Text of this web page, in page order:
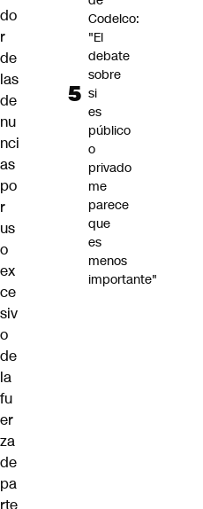
do
r
de
las
de
nu
nci
as
po
r
us
o
ex
ce
siv
o
de
la
fu
er
za
de
pa
Codelco:
"El
debate
sobre
si
es
público
o
privado
me
parece
que
es
menos
importante"